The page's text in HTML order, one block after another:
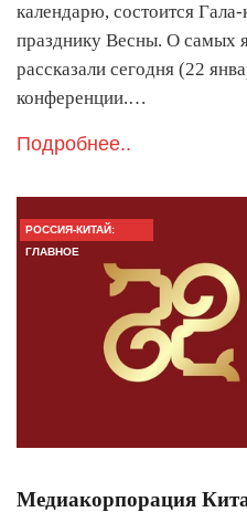
календарю, состоится
празднику Весны. О самых
рассказали сегодня (22
конференции.…
Подробнее..
РОССИЯ-КИТАЙ:
ГЛАВНОЕ
Медиакорпорация